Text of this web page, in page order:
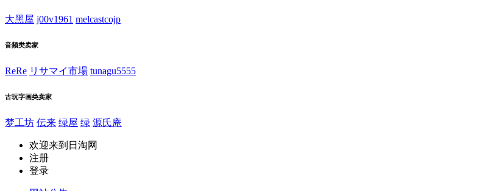
大黑屋 j00v1961 melcastcojp
音频类卖家
ReRe リサマイ市場 tunagu5555
古玩字画类卖家
梦工坊 伝来 绿屋 绿 源氏庵
欢迎来到日淘网
注册
登录